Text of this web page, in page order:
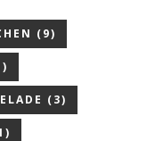
(9)
(3)